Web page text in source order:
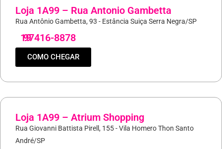
Loja 1A99 – Rua Antonio Gambetta
Rua Antônio Gambetta, 93 - Estância Suiça Serra Negra/SP
19
97416-8878
COMO CHEGAR
Loja 1A99 – Atrium Shopping
Rua Giovanni Battista Pirell, 155 - Vila Homero Thon Santo
André/SP